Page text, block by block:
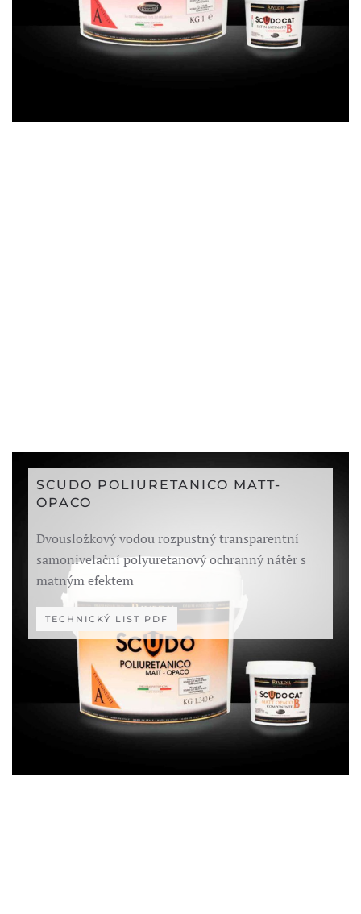
SCUDO POLIURETANICO MATT-
OPACO
Dvousložkový vodou rozpustný transparentní
samonivelační polyuretanový ochranný nátěr s
matným efektem
TECHNICKÝ LIST PDF